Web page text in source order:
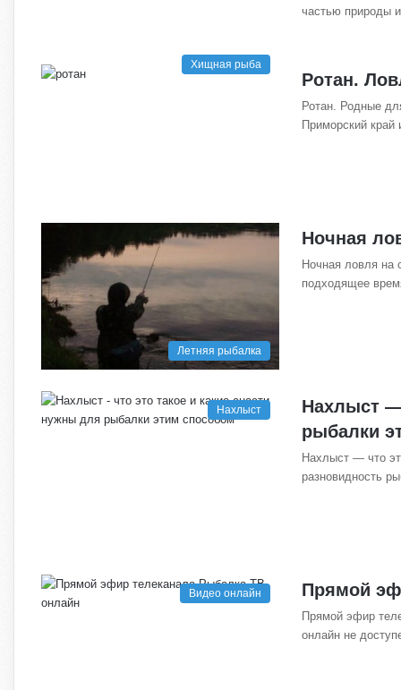
частью природы
Хищная рыба
Ротан.
Ротан. Родные
Приморский
Летняя рыбалка
Ночная
Ночная ловля на
подходящее
Нахлыст
Нахлыст —
рыбалки
Нахлыст — что
разновидность
Видео онлайн Прямой
Прямой эфир
онлайн не